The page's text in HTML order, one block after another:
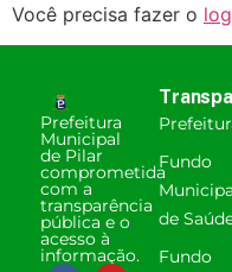
Você precisa fazer o
Prefeitura
Municipal
de Pilar
comprometida
com a
transparência
pública e o
acesso à
informação.
Fundo
de
Fundo